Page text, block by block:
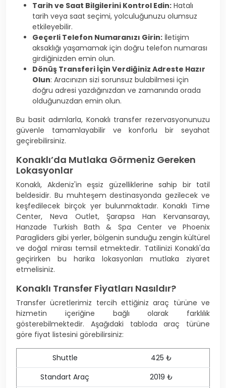
Tarih ve Saat Bilgilerini Kontrol Edin: Hatalı
tarih veya saat seçimi, yolculuğunuzu olumsuz
etkileyebilir.
Geçerli Telefon Numaranızı Girin: İletişim
aksaklığı yaşamamak için doğru telefon numarası
girdiğinizden emin olun.
Dönüş Transferi İçin Verdiğiniz Adreste Hazır
Olun: Aracınızın sizi sorunsuz bulabilmesi için
doğru adresi yazdığınızdan ve zamanında orada
olduğunuzdan emin olun.
Bu basit adımlarla, Konaklı transfer rezervasyonunuzu
güvenle tamamlayabilir ve konforlu bir seyahat
geçirebilirsiniz.
Konaklı’da Mutlaka Görmeniz Gereken
Lokasyonlar
Konaklı, Akdeniz'in eşsiz güzelliklerine sahip bir tatil
beldesidir. Bu muhteşem destinasyonda gezilecek ve
keşfedilecek birçok yer bulunmaktadır. Konaklı Time
Center, Neva Outlet, Şarapsa Han Kervansarayı,
Hanzade Turkish Bath & Spa Center ve Phoenix
Paragliders gibi yerler, bölgenin sunduğu zengin kültürel
ve doğal mirası temsil etmektedir. Tatilinizi Konaklı'da
geçirirken bu harika lokasyonları mutlaka ziyaret
etmelisiniz.
Konaklı Transfer Fiyatları Nasıldır?
Transfer ücretlerimiz tercih ettiğiniz araç türüne ve
hizmetin içeriğine bağlı olarak farklılık
gösterebilmektedir. Aşağıdaki tabloda araç türüne
göre fiyat listesini görebilirsiniz:
Shuttle
425 ₺
Standart Araç
2019 ₺